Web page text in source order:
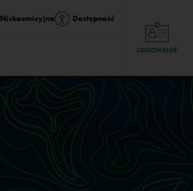
Niskoemisyjna Dostępność
LOGOWANIE